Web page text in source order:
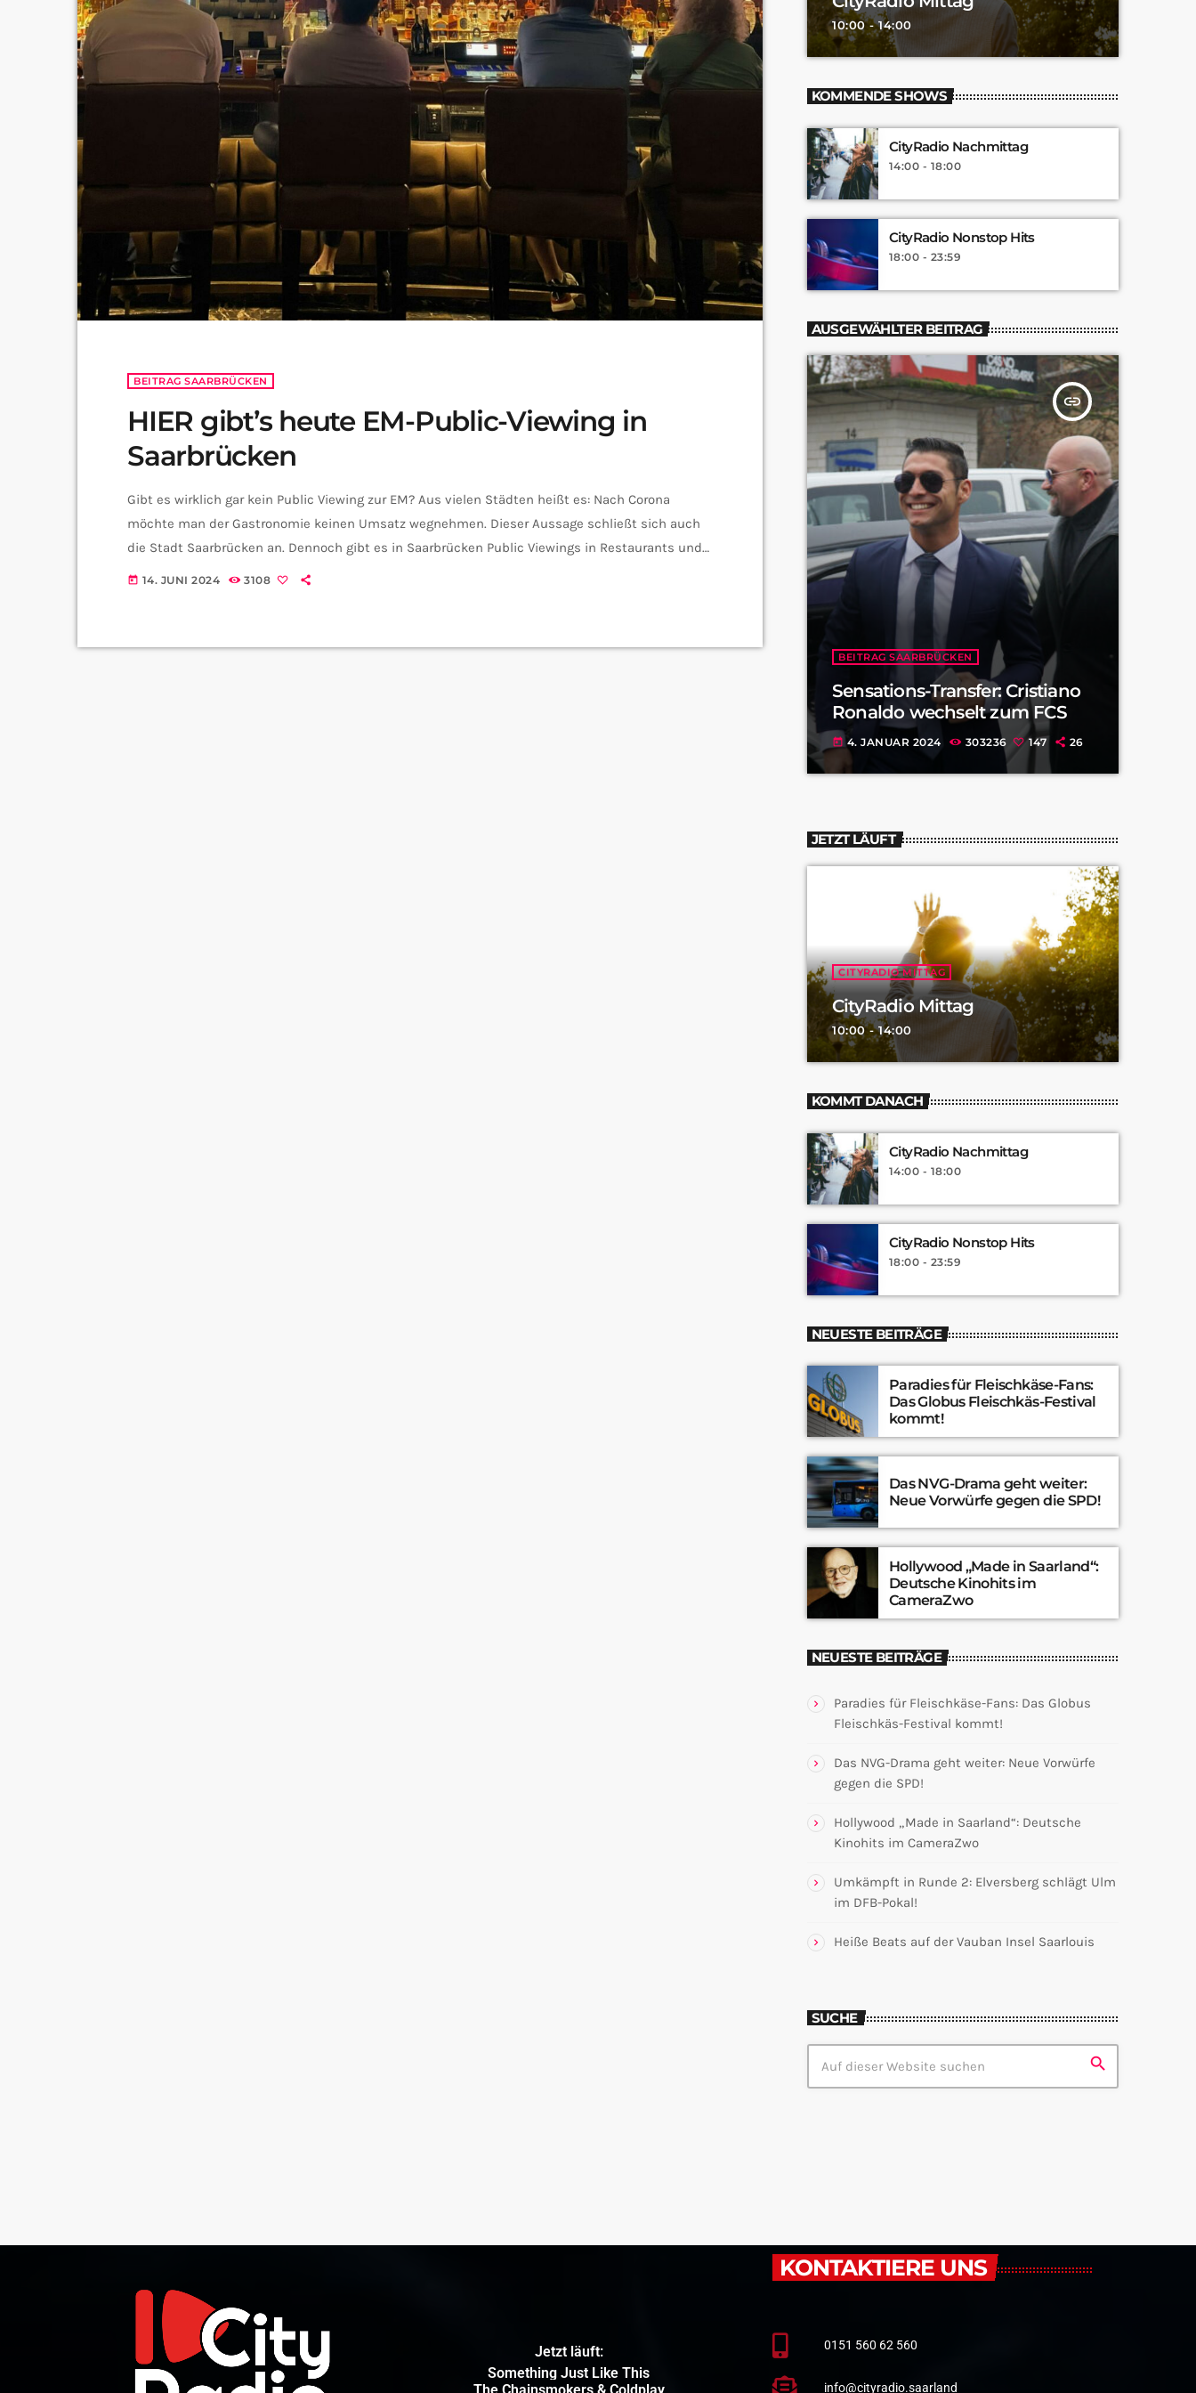
BEITRAG SAARBRÜCKEN
HIER gibt’s heute EM-Public-Viewing in
Saarbrücken
Gibt es wirklich gar kein Public Viewing zur EM? Aus vielen Städten heißt es: Nach Corona
möchte man der Gastronomie keinen Umsatz wegnehmen. Dieser Aussage schließt sich auch
die Stadt Saarbrücken an. Dennoch gibt es in Saarbrücken Public Viewings in Restaurants und
Bars – nur eben nicht an großen öffentlichen Plätzen, wie man es sonst gewohnt ist. Während
today 14. JUNI 2024 3108
10:00 - 14:00
KOMMENDE SHOWS
CityRadio Nachmittag
14:00 - 18:00
CityRadio Nonstop Hits
18:00 - 23:59
AUSGEWÄHLTER BEITRAG
insert_link
BEITRAG SAARBRÜCKEN
Sensations-Transfer: Cristiano
Ronaldo wechselt zum FCS
today 4. JANUAR 2024 303236 147 26
JETZT LÄUFT
CITYRADIO MITTAG
CityRadio Mittag
10:00 - 14:00
KOMMT DANACH
CityRadio Nachmittag
14:00 - 18:00
CityRadio Nonstop Hits
18:00 - 23:59
NEUESTE BEITRÄGE
Paradies für Fleischkäse-Fans:
Das Globus Fleischkäs-Festival
kommt!
Das NVG-Drama geht weiter:
Neue Vorwürfe gegen die SPD!
Hollywood „Made in Saarland“:
Deutsche Kinohits im
CameraZwo
NEUESTE BEITRÄGE
Paradies für Fleischkäse-Fans: Das Globus
Fleischkäs-Festival kommt!
Das NVG-Drama geht weiter: Neue Vorwürfe
gegen die SPD!
Hollywood „Made in Saarland“: Deutsche
Kinohits im CameraZwo
Umkämpft in Runde 2: Elversberg schlägt Ulm
im DFB-Pokal!
Heiße Beats auf der Vauban Insel Saarlouis
SUCHE
search
Jetzt läuft:
Something Just Like This
KONTAKTIERE UNS
0151 560 62 560
info@cityradio.saarland